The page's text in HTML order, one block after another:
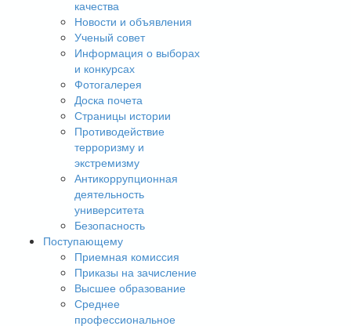
качества
Новости и объявления
Ученый совет
Информация о выборах
и конкурсах
Фотогалерея
Доска почета
Страницы истории
Противодействие
терроризму и
экстремизму
Антикоррупционная
деятельность
университета
Безопасность
Поступающему
Приемная комиссия
Приказы на зачисление
Высшее образование
Среднее
профессиональное